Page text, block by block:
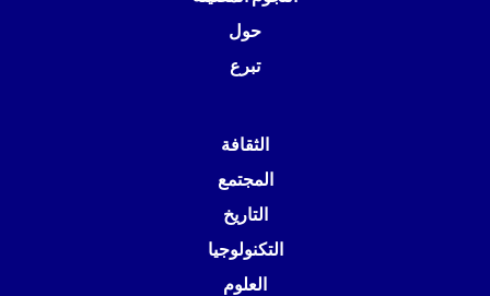
حول
تبرع
الثقافة
المجتمع
التاريخ
التكنولوجيا
العلوم